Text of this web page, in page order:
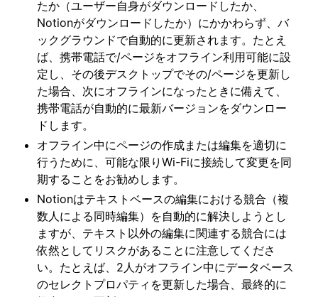
たか（ユーザー自身がダウンロードしたか、
Notionがダウンロードしたか）にかかわらず、バ
ックグラウンドで自動的に更新されます。たとえ
ば、携帯電話で/ページをオフライン利用可能に設
定し、その後デスクトップでその/ページを更新し
た場合、次にオフラインになったときに備えて、
携帯電話が自動的に最新バージョンをダウンロー
ドします。
オフライン中にページの作成または編集を適切に
行うために、可能な限りWi-Fiに接続して変更を同
期することをお勧めします。
Notionはテキストベースの編集における競合（複
数人による同時編集）を自動的に解決しようとし
ますが、テキスト以外の編集に関連する競合には
依然としてリスクがあることに注意してくださ
い。たとえば、2人がオフライン中にデータベース
のセレクトプロパティを更新した場合、最終的に